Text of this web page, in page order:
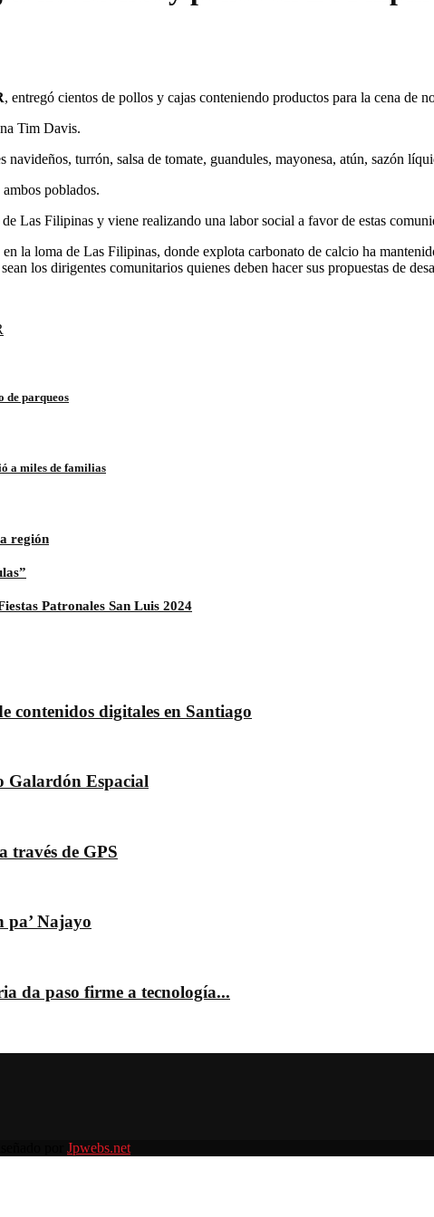
, entregó cientos de pollos y cajas conteniendo productos para la cena de
Tim Davis.
navideños, turrón, salsa de tomate, guandules, mayonesa, atún, sazón
poblados.
Las Filipinas y viene realizando una labor social a favor de estas
la loma de Las Filipinas, donde explota carbonato de calcio ha
los dirigentes comunitarios quienes deben hacer sus propuestas de
de parqueos
a miles de familias
región
Patronales San Luis 2024
contenidos digitales en Santiago
Galardón Espacial
través de GPS
pa’ Najayo
da paso firme a tecnología...
Jpwebs.net